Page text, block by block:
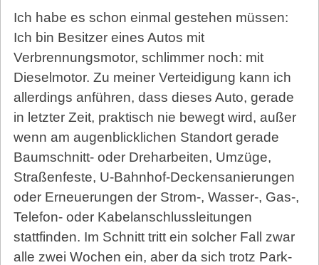
Ich habe es schon einmal gestehen müssen:
Ich bin Besitzer eines Autos mit
Verbrennungsmotor, schlimmer noch: mit
Dieselmotor. Zu meiner Verteidigung kann ich
allerdings anführen, dass dieses Auto, gerade
in letzter Zeit, praktisch nie bewegt wird, außer
wenn am augenblicklichen Standort gerade
Baumschnitt- oder Dreharbeiten, Umzüge,
Straßenfeste, U-Bahnhof-Deckensanierungen
oder Erneuerungen der Strom-, Wasser-, Gas-,
Telefon- oder Kabelanschlussleitungen
stattfinden. Im Schnitt tritt ein solcher Fall zwar
alle zwei Wochen ein, aber da sich trotz Park­